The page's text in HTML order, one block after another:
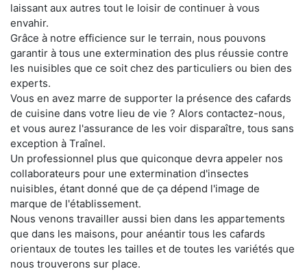
laissant aux autres tout le loisir de continuer à vous
envahir.
Grâce à notre efficience sur le terrain, nous pouvons
garantir à tous une extermination des plus réussie contre
les nuisibles que ce soit chez des particuliers ou bien des
experts.
Vous en avez marre de supporter la présence des cafards
de cuisine dans votre lieu de vie ? Alors contactez-nous,
et vous aurez l'assurance de les voir disparaître, tous sans
exception à Traînel.
Un professionnel plus que quiconque devra appeler nos
collaborateurs pour une extermination d'insectes
nuisibles, étant donné que de ça dépend l'image de
marque de l'établissement.
Nous venons travailler aussi bien dans les appartements
que dans les maisons, pour anéantir tous les cafards
orientaux de toutes les tailles et de toutes les variétés que
nous trouverons sur place.